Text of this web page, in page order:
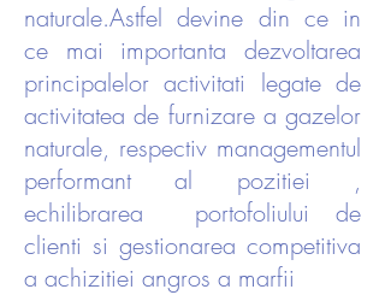
naturale.Astfel devine din ce in
ce mai importanta dezvoltarea
principalelor activitati legate de
activitatea de furnizare a gazelor
naturale, respectiv managementul
performant al pozitiei ,
echilibrarea portofoliului de
clienti si gestionarea competitiva
a achizitiei angros a marfii